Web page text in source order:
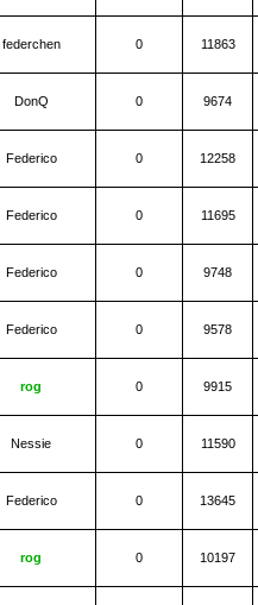
federchen 0 11863
DonQ 0 9674
Federico 0 12258
Federico 0 11695
Federico 0 9748
Federico 0 9578
rog 0 9915
Nessie 0 11590
Federico 0 13645
rog 0 10197